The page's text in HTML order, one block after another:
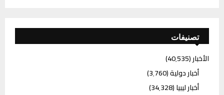
تصنيفات
الأخبار(40٬535)
أخبار دولية(3٬760)
أخبار ليبيا(34٬328)